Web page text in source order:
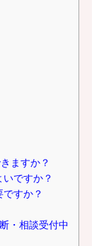
ますか？
ですか？
すか？
・相談受付中